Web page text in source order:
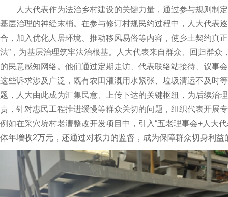
人大代表作为法治乡村建设的关键力量，通过参与规则制
基层治理的神经末梢。在参与修订村规民约过程中，人大代表
合，加入优化人居环境、推动移风易俗等内容，使乡土契约真
法”，为基层治理筑牢法治根基。人大代表来自群众、回归群
的民意感知网络。他们通过定期走访、代表联络站接待、议事
这些诉求涉及广泛，既有农田灌溉用水紧张、垃圾清运不及时
题，人大由此成为汇集民意、上传下达的关键枢纽，为后续治
责，针对惠民工程推进缓慢等群众关切的问题，组织代表开展
例如在采穴垸村老漕整改开发项目中，引入“五老理事会+人大
体年增收2万元，还通过对权力的监督，成为保障群众切身利益